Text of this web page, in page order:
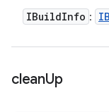
IBuildInfo :
cleanUp